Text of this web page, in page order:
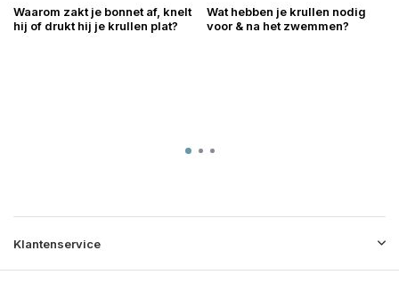
Waarom zakt je bonnet af, knelt
hij of drukt hij je krullen plat?
Wat hebben je krullen nodig
voor & na het zwemmen?
Klantenservice